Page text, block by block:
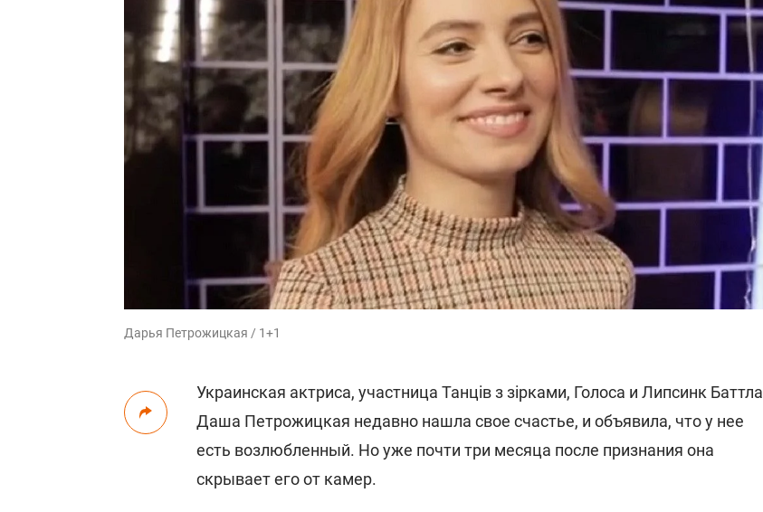
Дарья Петрожицкая / 1+1
Украинская актриса, участница Танців з зірками, Голоса и Липсинк Баттла
Даша Петрожицкая недавно нашла свое счастье, и объявила, что у нее
есть возлюбленный. Но уже почти три месяца после признания она
скрывает его от камер.